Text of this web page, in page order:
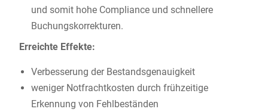
und somit hohe Compliance und schnellere
Buchungskorrekturen.
Erreichte Effekte:
Verbesserung der Bestandsgenauigkeit
weniger Notfrachtkosten durch frühzeitige
Erkennung von Fehlbeständen